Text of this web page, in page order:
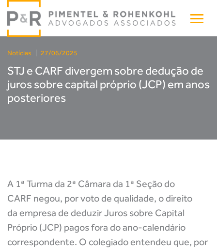
Notícias 27/06/2025
STJ e CARF divergem sobre dedução de
juros sobre capital próprio (JCP) em anos
posteriores
A 1ª Turma da 2ª Câmara da 1ª Seção do
CARF negou, por voto de qualidade, o direito
da empresa de deduzir Juros sobre Capital
Próprio (JCP) pagos fora do ano-calendário
correspondente. O colegiado entendeu que, por